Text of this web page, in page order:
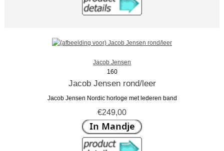
Jacob Jensen
160
Jacob Jensen rond/leer
Jacob Jensen Nordic horloge met lederen band
€249,00